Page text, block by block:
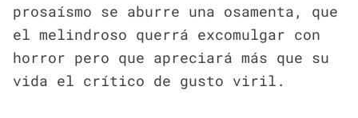
prosaísmo se aburre una osamenta, que
el melindroso querrá excomulgar con
horror pero que apreciará más que su
vida el crítico de gusto viril.